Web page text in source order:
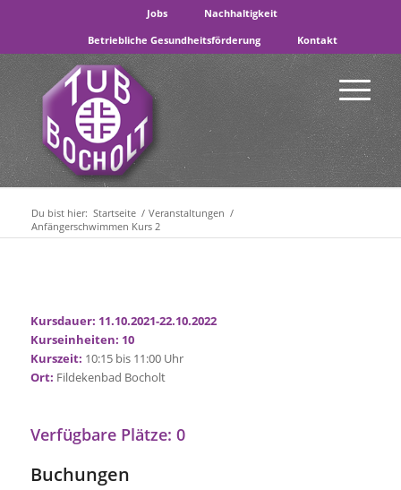
Jobs
Nachhaltigkeit
Betriebliche Gesundheitsförderung
Kontakt
Du bist hier: Startseite / Veranstaltungen /
Anfängerschwimmen Kurs 2
Kursdauer: 11.10.2021-22.10.2022
Kurseinheiten: 10
Kurszeit: 10:15 bis 11:00 Uhr
Ort: Fildekenbad Bocholt
Verfügbare Plätze: 0
Buchungen